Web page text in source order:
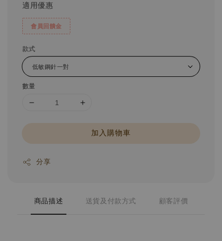
適用優惠
會員回饋金
款式
數量
加入購物車
分享
商品描述 送貨及付款方式 顧客評價